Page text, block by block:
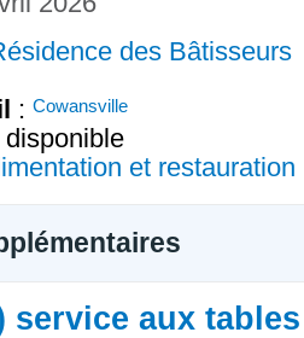
des Bâtisseurs
: Cowansville
disponible
et restauration
service aux tables